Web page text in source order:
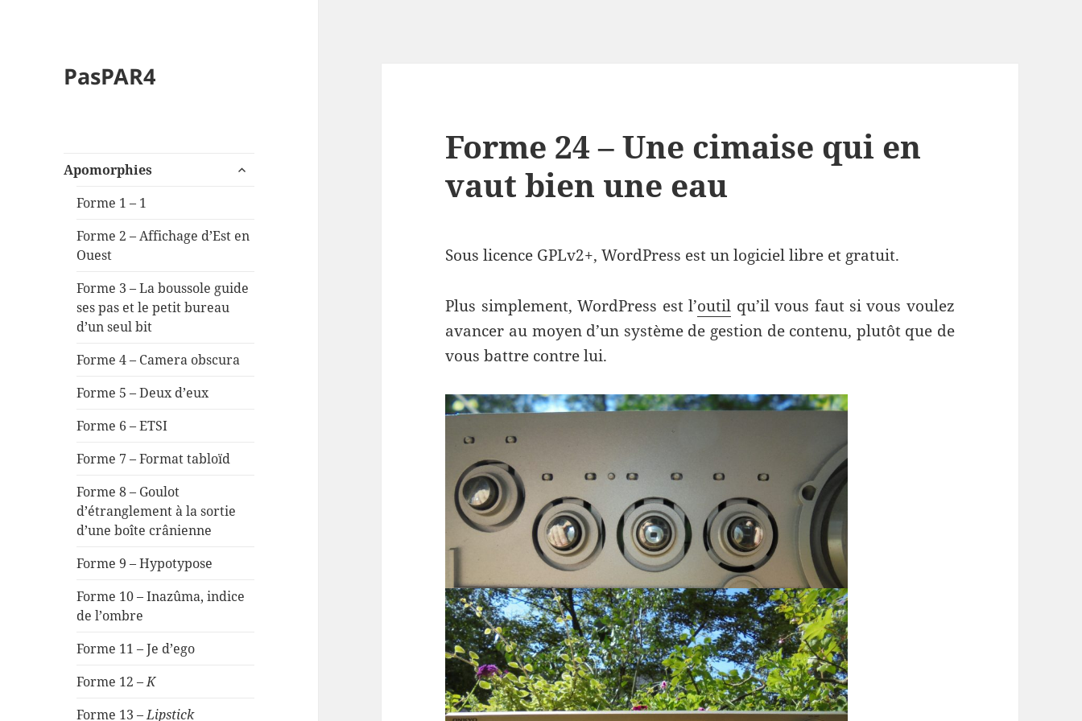
PasPAR4
Apomorphies
ouvrir
Forme 1 – 1
Forme 2 – Affichage d’Est en
Ouest
Forme 3 – La boussole guide
ses pas et le petit bureau
d’un seul bit
Forme 4 – Camera obscura
Forme 5 – Deux d’eux
Forme 6 – ETSI
Forme 7 – Format tabloïd
Forme 8 – Goulot
d’étranglement à la sortie
d’une boîte crânienne
Forme 9 – Hypotypose
Forme 10 – Inazûma, indice
de l’ombre
Forme 11 – Je d’ego
Forme 12 –K
Forme 13 –Lipstick
Forme 24 –Une cimaise qui en
vaut bien une eau
Sous licence GPLv2+, WordPress est un logiciel libre et gratuit.
Plus simplement, WordPress est l’outil qu’il vous faut si vous voulez
avancer au moyen d’un système de gestion de contenu, plutôt que de
vous battre contre lui.